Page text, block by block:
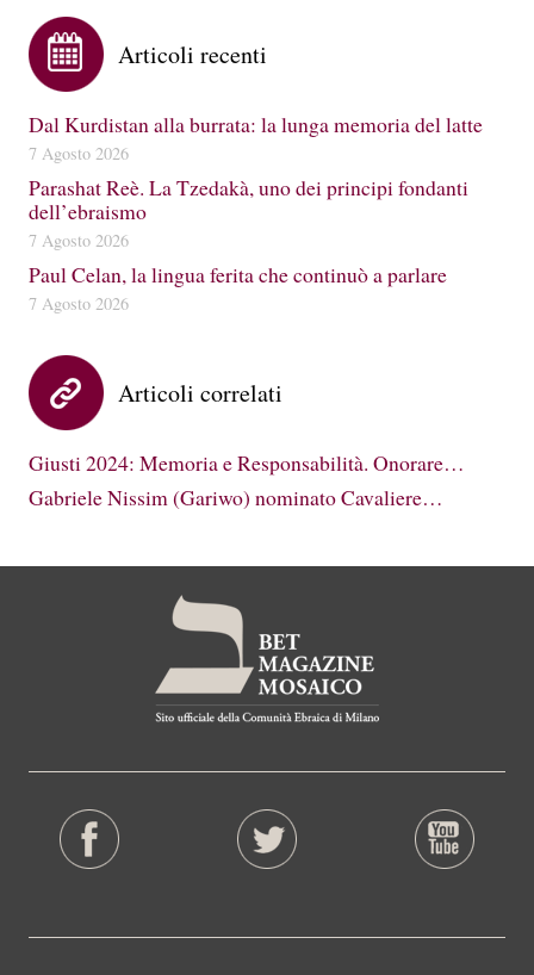
Articoli recenti
Dal Kurdistan alla burrata: la lunga memoria del latte
7 Agosto 2026
Parashat Reè. La Tzedakà, uno dei principi fondanti
dell’ebraismo
7 Agosto 2026
Paul Celan, la lingua ferita che continuò a parlare
7 Agosto 2026
Articoli correlati
Giusti 2024: Memoria e Responsabilità. Onorare…
Gabriele Nissim (Gariwo) nominato Cavaliere…